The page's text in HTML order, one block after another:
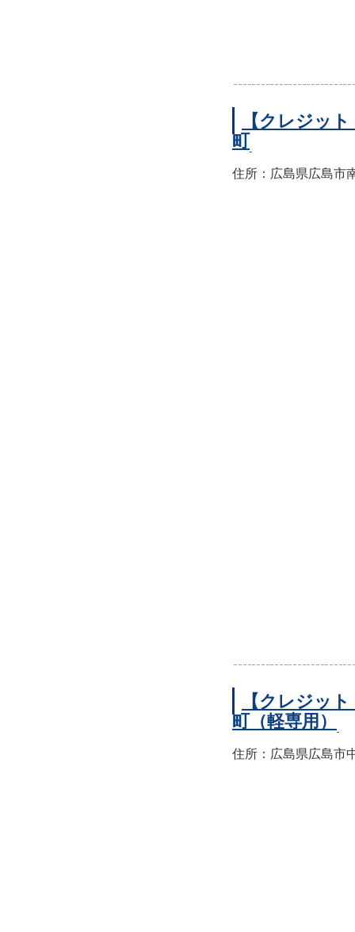
【クレジッ
町
住所：広島県広島市
【クレジッ
町（軽専用）
住所：広島県広島市